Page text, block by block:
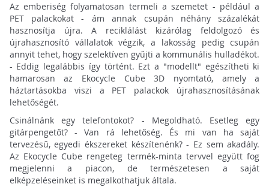
Az emberiség folyamatosan termeli a szemetet - például a
PET palackokat - ám annak csupán néhány százalékát
hasznosítja újra. A reciklálást kizárólag feldolgozó és
újrahasznosító vállalatok végzik, a lakosság pedig csupán
annyit tehet, hogy szelektíven gyűjti a kommunális hulladékot.
- Eddig legalábbis így történt. Ezt a "modellt" egészítheti ki
hamarosan az Ekocycle Cube 3D nyomtató, amely a
háztartásokba viszi a PET palackok újrahasznosításának
lehetőségét.
Csinálnánk egy telefontokot? - Megoldható. Esetleg egy
gitárpengetőt? - Van rá lehetőség. És mi van ha saját
tervezésű, egyedi ékszereket készítenénk? - Ez sem akadály.
Az Ekocycle Cube rengeteg termék-minta tervvel együtt fog
megjelenni a piacon, de természetesen a saját
elképzeléseinket is megalkothatjuk általa.